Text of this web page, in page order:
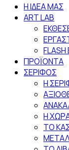
Η ΙΔΕΑ ΜΑΣ
ART LAB
FLASH
ΠΡΟΪΟΝΤΑ
ΣΕΡΙΦΟΣ
Η
Η
ΤΟ